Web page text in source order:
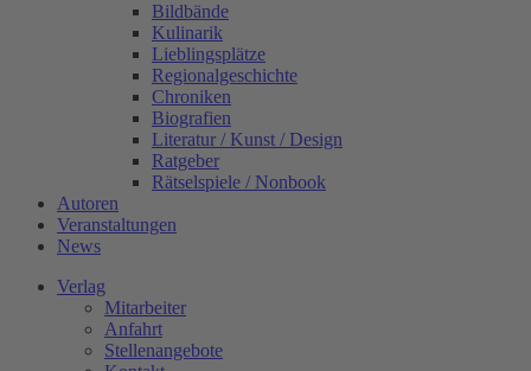
Bildbände
Kulinarik
Lieblingsplätze
Regionalgeschichte
Chroniken
Biografien
Literatur / Kunst / Design
Ratgeber
Rätselspiele / Nonbook
Autoren
Veranstaltungen
News
Verlag
Mitarbeiter
Anfahrt
Stellenangebote